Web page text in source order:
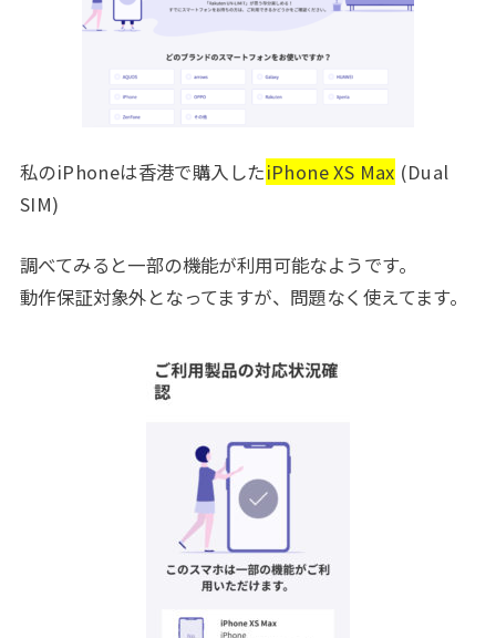
私のiPhoneは香港で購入したiPhone XS Max (Dual
SIM)
調べてみると一部の機能が利用可能なようです。
動作保証対象外となってますが、問題なく使えてます。